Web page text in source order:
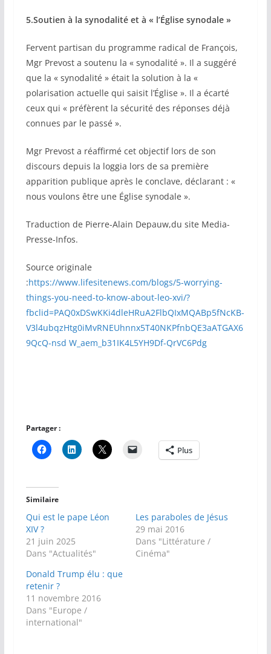
5.Soutien à la synodalité et à « l’Église synodale »
Fervent partisan du programme radical de François,
Mgr Prevost a soutenu la « synodalité ». Il a suggéré
que la « synodalité » était la solution à la «
polarisation actuelle qui saisit l’Église ». Il a écarté
ceux qui « préfèrent la sécurité des réponses déjà
connues par le passé ».
Mgr Prevost a réaffirmé cet objectif lors de son
discours depuis la loggia lors de sa première
apparition publique après le conclave, déclarant : «
nous voulons être une Église synodale ».
Traduction de Pierre-Alain Depauw,du site Media-
Presse-Infos.
Source originale
:https://www.lifesitenews.com/blogs/5-worrying-
things-you-need-to-know-about-leo-xvi/?
fbclid=PAQ0xDSwKKi4dleHRuA2FlbQIxMQABp5fNcKB-
V3l4ubqzHtg0iMvRNEUhnnx5T40NKPfnbQE3aATGAX6
9QcQ-nsd W_aem_b31IK4L5YH9Df-QrVC6Pdg
Partager :
Plus
Similaire
Qui est le pape Léon
XIV ?
21 juin 2025
Dans "Actualités"
Les paraboles de Jésus
29 mai 2016
Dans "Littérature /
Cinéma"
Donald Trump élu : que
retenir ?
11 novembre 2016
Dans "Europe /
international"